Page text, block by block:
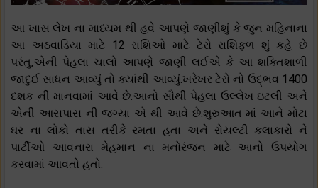
આ ખાસ લેખ ના માધ્યમ થી હવે આપણે જાણીશું કે જુન મહિનાના
આ અઠવાડિયા માટે 12 રાશિઓ માટે ટેરો રાશિફળ શું કહે છે
પરંતુ,એની પેહલા ચાલો આપણે જાણી લઈએ કે આ શક્તિશાળી
જાદુઈ સાધન આવ્યું તો ક્યાંથી આવ્યું.ખરેખર ટેરો નો ઉદ્ભવ 1400
દશક ની માનવામાં આવે છે.આનો સૌથી પેહલા ઉલ્લેખ ઇટલી અને
એની આસપાસ ની જગ્યા એ થી આવે છે.શુરુઆત માં આને મોટા
ઘર ના લોકો તાસ તરીકે રમતા હતા અને રોયલ્ટી કલાકારો ને
પાર્ટીઓ આવનારા મેહમાન ના મનોરંજન માટે આનો ઉપયોગ
કરવામાં આવતો હતો.